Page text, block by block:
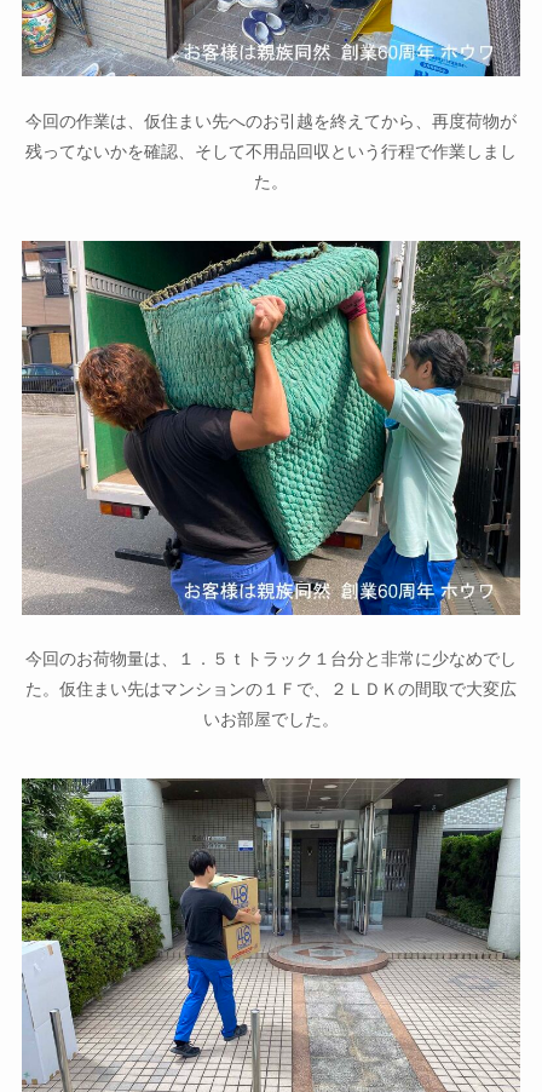
今回の作業は、仮住まい先へのお引越を終えてから、再度荷物が
残ってないかを確認、そして不用品回収という行程で作業しまし
た。
今回のお荷物量は、１．５ｔトラック１台分と非常に少なめでし
た。仮住まい先はマンションの１Ｆで、２ＬＤＫの間取で大変広
いお部屋でした。